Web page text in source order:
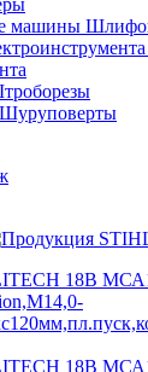
Шуруповерты